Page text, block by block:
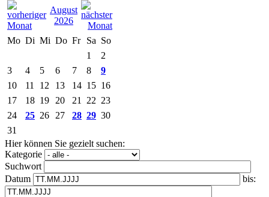
August
2026
Mo Di Mi Do Fr Sa So
1
2
3
4 5 6 7 8
9
10
11 12 13 14 15 16
17
18 19 20 21 22 23
24
25 26 27 28 29 30
31
Hier können Sie gezielt suchen:
Kategorie
Suchwort
Datum
bis: